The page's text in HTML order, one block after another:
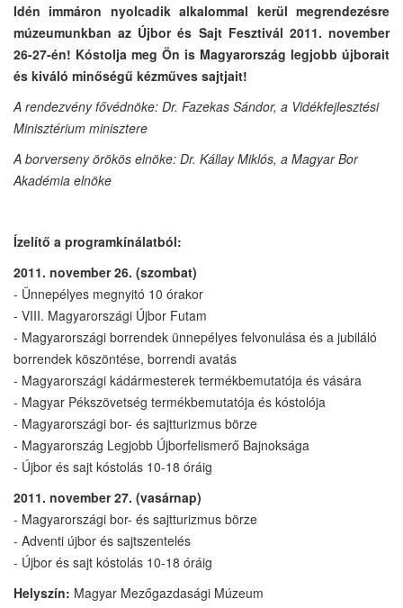
Idén immáron nyolcadik alkalommal kerül megrendezésre
múzeumunkban az Újbor és Sajt Fesztivál 2011. november
26-27-én! Kóstolja meg Ön is Magyarország legjobb újborait
és kiváló minőségű kézműves sajtjait!
A rendezvény fővédnöke: Dr. Fazekas Sándor, a Vidékfejlesztési
Minisztérium minisztere
A borverseny örökös elnöke: Dr. Kállay Miklós, a Magyar Bor
Akadémia elnöke
Ízelítő a programkínálatból:
2011. november 26. (szombat)
- Ünnepélyes megnyitó 10 órakor
- VIII. Magyarországi Újbor Futam
- Magyarországi borrendek ünnepélyes felvonulása és a jubiláló
borrendek köszöntése, borrendi avatás
- Magyarországi kádármesterek termékbemutatója és vására
- Magyar Pékszövetség termékbemutatója és kóstolója
- Magyarországi bor- és sajtturizmus börze
- Magyarország Legjobb Újborfelismerő Bajnoksága
- Újbor és sajt kóstolás 10-18 óráig
2011. november 27. (vasárnap)
- Magyarországi bor- és sajtturizmus börze
- Adventi újbor és sajtszentelés
- Újbor és sajt kóstolás 10-18 óráig
Helyszín: Magyar Mezőgazdasági Múzeum